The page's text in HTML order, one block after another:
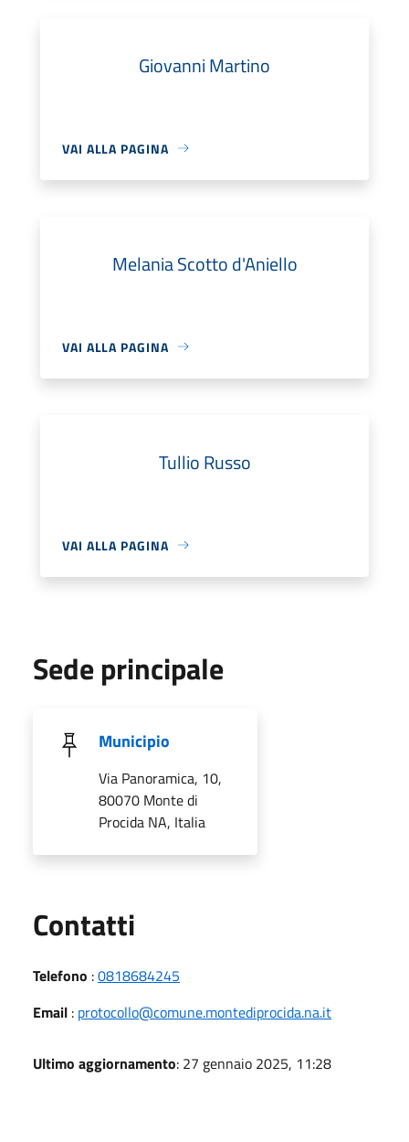
Giovanni Martino
VAI ALLA PAGINA
Melania Scotto d'Aniello
VAI ALLA PAGINA
Tullio Russo
VAI ALLA PAGINA
Sede principale
Municipio
Via Panoramica, 10,
80070 Monte di
Procida NA, Italia
Contatti
Telefono :0818684245
Email : protocollo@comune.montediprocida.na.it
Ultimo aggiornamento: 27 gennaio 2025, 11:28